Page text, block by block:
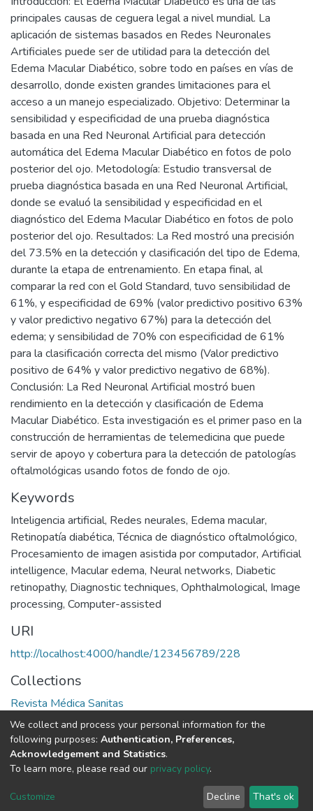
principales causas de ceguera legal a nivel mundial. La
aplicación de sistemas basados en Redes Neuronales
Artificiales puede ser de utilidad para la detección del
Edema Macular Diabético, sobre todo en países en vías de
desarrollo, donde existen grandes limitaciones para el
acceso a un manejo especializado. Objetivo: Determinar la
sensibilidad y especificidad de una prueba diagnóstica
basada en una Red Neuronal Artificial para detección
automática del Edema Macular Diabético en fotos de polo
posterior del ojo. Metodología: Estudio transversal de
prueba diagnóstica basada en una Red Neuronal Artificial,
donde se evaluó la sensibilidad y especificidad en el
diagnóstico del Edema Macular Diabético en fotos de polo
posterior del ojo. Resultados: La Red mostró una precisión
del 73.5% en la detección y clasificación del tipo de Edema,
durante la etapa de entrenamiento. En etapa final, al
comparar la red con el Gold Standard, tuvo sensibilidad de
61%, y especificidad de 69% (valor predictivo positivo 63%
y valor predictivo negativo 67%) para la detección del
edema; y sensibilidad de 70% con especificidad de 61%
para la clasificación correcta del mismo (Valor predictivo
positivo de 64% y valor predictivo negativo de 68%).
Conclusión: La Red Neuronal Artificial mostró buen
rendimiento en la detección y clasificación de Edema
Macular Diabético. Esta investigación es el primer paso en la
construcción de herramientas de telemedicina que puede
servir de apoyo y cobertura para la detección de patologías
oftalmológicas usando fotos de fondo de ojo.
Keywords
Inteligencia artificial, Redes neurales, Edema macular,
Retinopatía diabética,Técnica de diagnóstico oftalmológico,
Procesamiento de imagen asistida por computador, Artificial
intelligence, Macular edema, Neural networks, Diabetic
retinopathy, Diagnostic techniques, Ophthalmological, Image
processing, Computer-assisted
URI
http://localhost:4000/handle/123456789/228
Collections
Revista Médica Sanitas
Full item page
DSpace software copyright © 2002-2026
Cookie
End User
Agreement
Send
Feedback
We collect and process your personal information for the
following purposes: Authentication, Preferences,
Acknowledgement and Statistics.
To learn more, please read our privacy policy.
Customize Decline That's ok